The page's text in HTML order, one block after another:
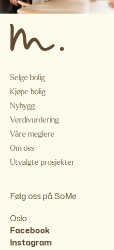
Selge bolig
Kjøpe bolig
Nybygg
Verdivurdering
Våre meglere
Om oss
Utvalgte prosjekter
Følg oss på SoMe
Oslo
Facebook
Instagram